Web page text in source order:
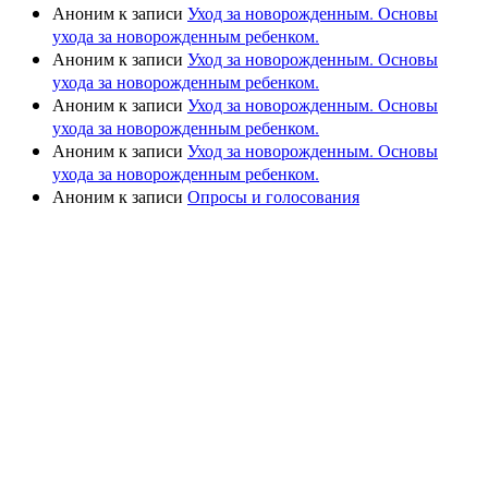
Анонимк записи Уход за новорожденным. Основы
ухода за новорожденным ребенком.
Анонимк записи Уход за новорожденным. Основы
ухода за новорожденным ребенком.
Анонимк записи Уход за новорожденным. Основы
ухода за новорожденным ребенком.
Анонимк записи Уход за новорожденным. Основы
ухода за новорожденным ребенком.
Анонимк записи Опросы и голосования